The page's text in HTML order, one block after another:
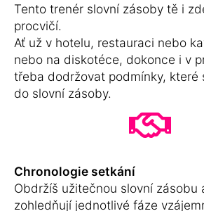
Tento trenér slovní zásoby tě i
procvičí.
Ať už v hotelu, restauraci nebo
nebo na diskotéce, dokonce i v
třeba dodržovat podmínky, které
do slovní zásoby.
Chronologie setkání
Obdržíš užitečnou slovní zásobu
zohledňují jednotlivé fáze